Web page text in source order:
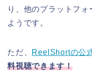
り、他のプラットフ
ようです。
ただ、 ReelShortの公
料視聴できます！